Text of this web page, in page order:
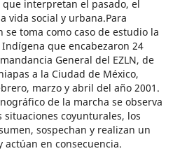
interpretan el pasado, el
vida social y urbana.Para
toma como caso de estudio la
que encabezaron 24
General del EZLN, de
a la Ciudad de México,
marzo y abril del año 2001.
de la marcha se observa
coyunturales, los
sospechan y realizan un
en consecuencia.